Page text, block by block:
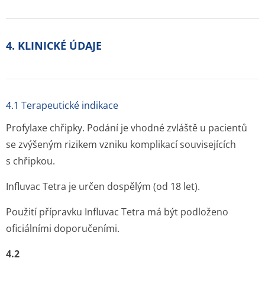
4. KLINICKÉ ÚDAJE
4.1 Terapeutické indikace
Profylaxe chřipky. Podání je vhodné zvláště u pacientů
se zvýšeným rizikem vzniku komplikací souvisejících
s chřipkou.
Influvac Tetra je určen dospělým (od 18 let).
Použití přípravku Influvac Tetra má být podloženo
oficiálními doporučeními.
4.2